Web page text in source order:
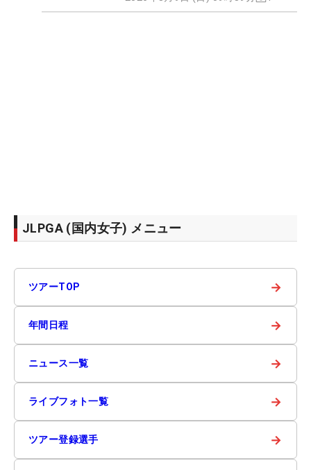
JLPGA (国内女子) メニュー
ツアーTOP →
年間日程 →
ニュース一覧 →
ライブフォト一覧 →
ツアー登録選手 →